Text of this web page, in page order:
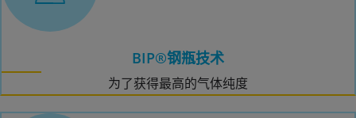
BIP®钢瓶技术
为了获得最高的气体纯度